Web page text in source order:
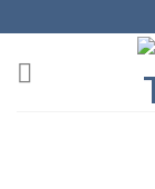
to
content